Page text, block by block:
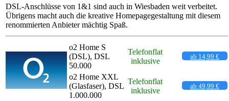
DSL-Anschlüsse von 1&1 sind auch in Wiesbaden weit verbeitet.
Übrigens macht auch die kreative Homepagegestaltung mit diesem
renommierten Anbieter mächtig Spaß.
o2 Home S
(DSL), DSL
50.000
Telefonflat
inklusive
ab 14,99 €
o2 Home XXL
(Glasfaser), DSL
1.000.000
Telefonflat
inklusive
ab 49,99 €